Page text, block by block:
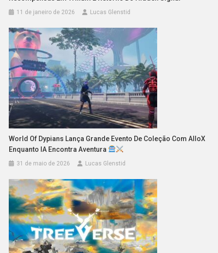
11 de janeiro de 2026 Lucas Glenstid
World Of Dypians Lança Grande Evento De Coleção Com AlloX
Enquanto IA Encontra Aventura
31 de maio de 2026 Lucas Glenstid